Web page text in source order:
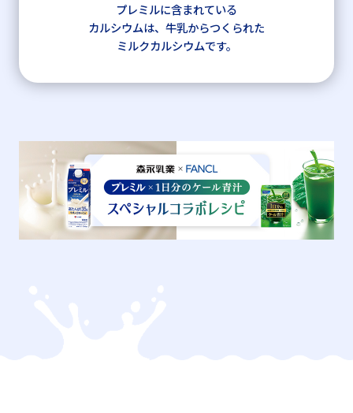
プレミルに含まれている
カルシウムは、牛乳からつくられた
ミルクカルシウムです。